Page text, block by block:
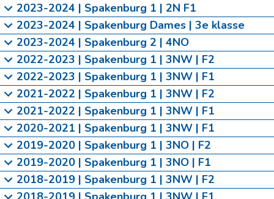
2023-2024 | Spakenburg 1 | 2N F1
2023-2024 | Spakenburg Dames | 3e klasse
2023-2024 | Spakenburg 2 | 4NO
2022-2023 | Spakenburg 1 | 3NW | F2
2022-2023 | Spakenburg 1 | 3NW | F1
2021-2022 | Spakenburg 1 | 3NW | F2
2021-2022 | Spakenburg 1 | 3NW | F1
2020-2021 | Spakenburg 1 | 3NW | F1
2019-2020 | Spakenburg 1 | 3NO | F2
2019-2020 | Spakenburg 1 | 3NO | F1
2018-2019 | Spakenburg 1 | 3NW | F2